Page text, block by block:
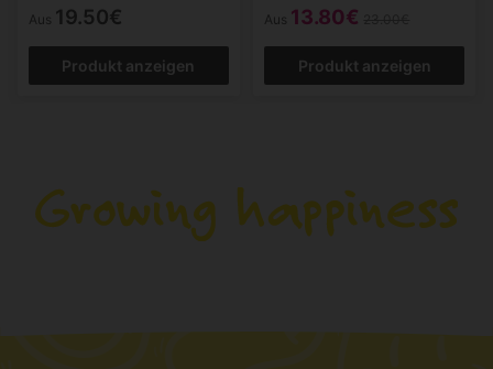
Aus 19.50€
Produkt anzeigen
Aus 13.80€
Produkt anzeigen